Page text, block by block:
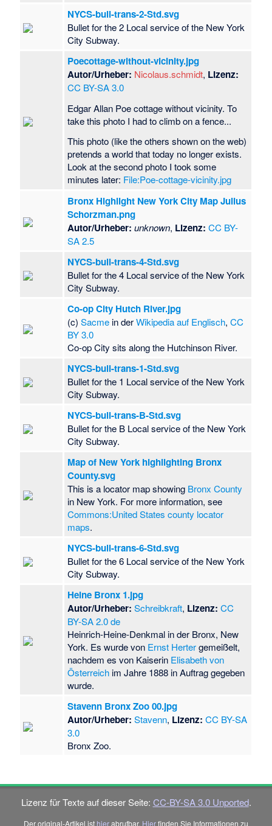
NYCS-bull-trans-2-Std.svg
Bullet for the 2 Local service of the New York
City Subway.
Poecottage-without-vicinity.jpg
Autor/Urheber: Nicolaus.schmidt, Lizenz:
CC BY-SA 3.0
Edgar Allan Poe cottage without vicinity. To
take this photo I had to climb on a fence...
This photo (like the others shown on the web)
pretends a world that today no longer exists.
Look at the second photo I took some
minutes later: File:Poe-cottage-vicinity.jpg
Bronx Highlight New York City Map Julius
Schorzman.png
Autor/Urheber: unknown, Lizenz: CC BY-
SA 2.5
NYCS-bull-trans-4-Std.svg
Bullet for the 4 Local service of the New York
City Subway.
Co-op City Hutch River.jpg
(c)Sacme in derWikipedia auf Englisch,CC
BY 3.0
Co-op City sits along the Hutchinson River.
NYCS-bull-trans-1-Std.svg
Bullet for the 1 Local service of the New York
City Subway.
NYCS-bull-trans-B-Std.svg
Bullet for the B Local service of the New York
City Subway.
Map of New York highlighting Bronx
County.svg
This is a locator map showing Bronx County
in New York. For more information, see
Commons:United States county locator
maps.
NYCS-bull-trans-6-Std.svg
Bullet for the 6 Local service of the New York
City Subway.
Heine Bronx 1.jpg
Autor/Urheber: Schreibkraft, Lizenz: CC
BY-SA 2.0 de
Heinrich-Heine-Denkmal in der Bronx, New
York. Es wurde von Ernst Hertergemeißelt,
nachdem es von Kaiserin Elisabeth von
Österreich im Jahre 1888 in Auftrag gegeben
wurde.
Stavenn Bronx Zoo 00.jpg
Autor/Urheber: Stavenn, Lizenz: CC BY-SA
3.0
Bronx Zoo.
Lizenz für Texte auf dieser Seite: CC-BY-SA 3.0 Unported.
Der original-Artikel ist hierabrufbar. Hierfinden Sie Informationen zu